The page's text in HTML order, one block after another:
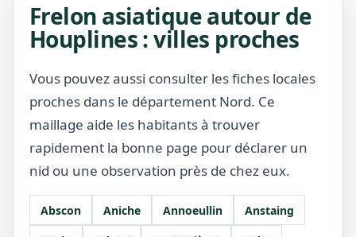
Frelon asiatique autour de
Houplines : villes proches
Vous pouvez aussi consulter les fiches locales
proches dans le département Nord. Ce
maillage aide les habitants à trouver
rapidement la bonne page pour déclarer un
nid ou une observation près de chez eux.
Abscon Aniche Annoeullin
Anstaing